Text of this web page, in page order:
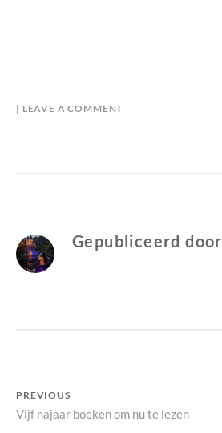
B
E
I
I
I
E
LEAVE A COMMENT
Gepubliceerd door
Bericht
navigatie
PREVIOUS
Previous
Vijf najaar boeken om nu te lezen